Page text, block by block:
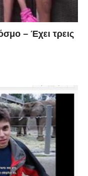
– Έχει τρεις